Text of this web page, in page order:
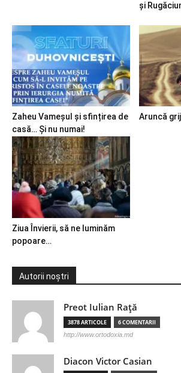
și
Zaheu Vameșul și sfințirea de
casă… Și nu numai!
Aruncă
Ziua Învierii, să ne luminăm
popoare…
Autorii noștri
Preot Iulian Raţă
3878 ARTICOLE 6 COMENTARII
http://www.ortodoxia.md
Diacon Victor Casian